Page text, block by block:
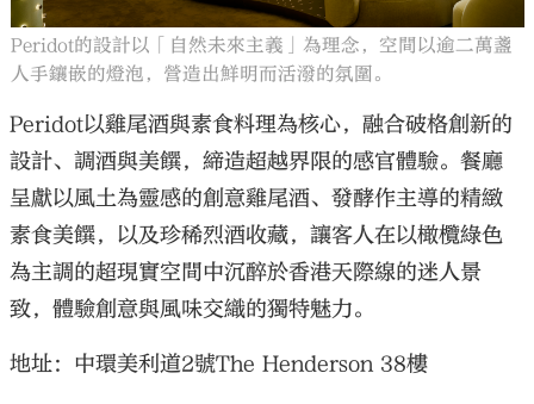
Peridot的設計以「自然未來主義」為理念，空間以逾二萬盞
人手鑲嵌的燈泡，營造出鮮明而活潑的氛圍。
Peridot以雞尾酒與素食料理為核心，融合破格創新的
設計、調酒與美饌，締造超越界限的感官體驗。餐廳
呈獻以風土為靈感的創意雞尾酒、發酵作主導的精緻
素食美饌，以及珍稀烈酒收藏，讓客人在以橄欖綠色
為主調的超現實空間中沉醉於香港天際線的迷人景
致，體驗創意與風味交織的獨特魅力。
地址：中環美利道2號The Henderson 38樓